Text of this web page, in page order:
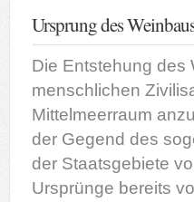
Ursprung des
Die Entstehung des
menschlichen
Mittelmeerraum
der Gegend des
der Staatsgebiete
Ursprünge bereits